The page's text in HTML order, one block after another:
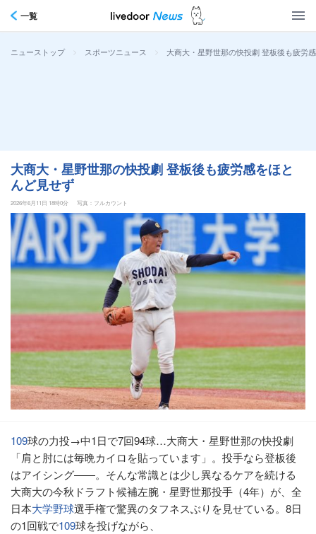
一覧
ニューストップ > スポーツニュース > 大商大・星野世那の快投劇 登板後も疲労
大商大・星野世那の快投劇 登板後も疲労感をほと
んど見せず
2026年6月11日 18時0分 写真：フルカウント
109球の力投→中1日で7回94球…大商大・星野世那の快投劇
「肩と肘には毎晩カイロを貼っています」。投手なら登板後
はアイシング――。そんな常識とは少し異なるケアを続ける
大商大の今秋ドラフト候補左腕・星野世那投手（4年）が、全
日本大学野球選手権で驚異のタフネスぶりを見せている。8日
の1回戦で109球を投げながら、